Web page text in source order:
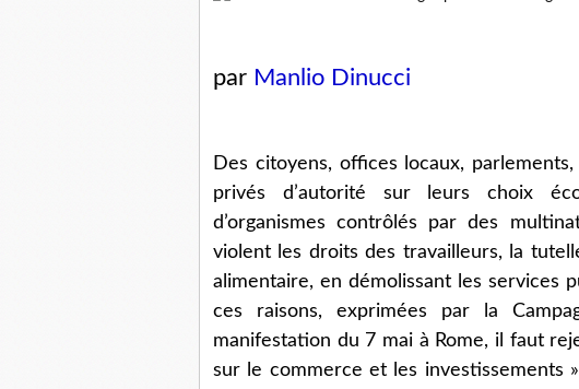
par Manlio Dinucci
Des citoyens, offices locaux,
privés d’autorité sur leurs choix
d’organismes contrôlés par des
violent les droits des travailleurs, la
alimentaire, en démolissant les services
ces raisons, exprimées par la
manifestation du 7 mai à Rome, il faut
sur le commerce et les investissements